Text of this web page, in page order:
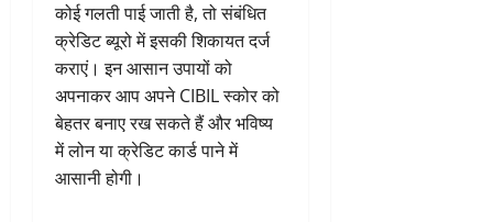
कोई गलती पाई जाती है, तो संबंधित
क्रेडिट ब्यूरो में इसकी शिकायत दर्ज
कराएं। इन आसान उपायों को
अपनाकर आप अपने CIBIL स्कोर को
बेहतर बनाए रख सकते हैं और भविष्य
में लोन या क्रेडिट कार्ड पाने में
आसानी होगी।